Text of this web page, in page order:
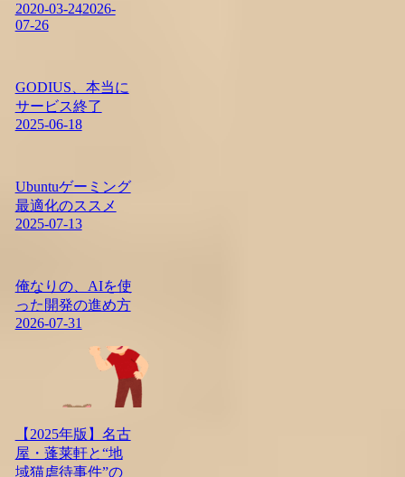
2020-03-242026-
07-26
GODIUS、本当に
サービス終了
2025-06-18
Ubuntuゲーミング
最適化のススメ
2025-07-13
俺なりの、AIを使
った開発の進め方
2026-07-31
【2025年版】名古
屋・蓬莱軒と“地
域猫虐待事件”の